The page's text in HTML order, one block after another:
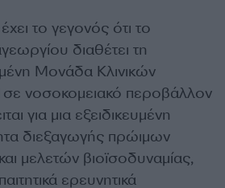
το γεγονός ότι το
διαθέτει τη
Μονάδα Κλινικών
νοσοκομειακό περοβάλλον
για μια εξειδικευμένη
διεξαγωγής πρώιμων
μελετών βιοϊσοδυναμίας,
ερευνητικά